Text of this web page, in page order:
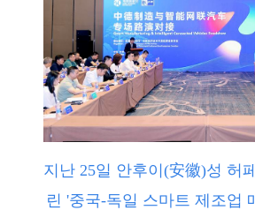
지난 25일 안후이(安徽)성 허
린 '중국-독일 스마트 제조업